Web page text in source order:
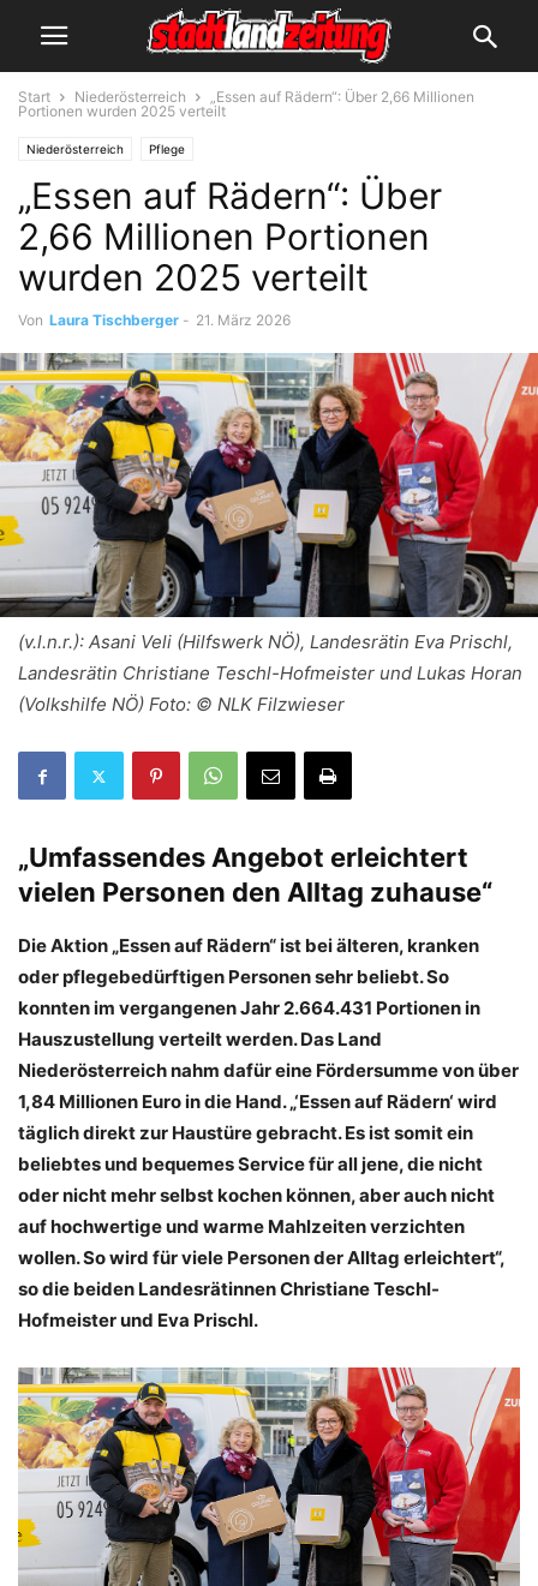
Start Niederösterreich
„Essen auf Rädern“: Über 2,66 Millionen
Portionen wurden 2025 verteilt
Niederösterreich Pflege
„Essen auf Rädern“: Über
2,66 Millionen Portionen
wurden 2025 verteilt
Von Laura Tischberger - 21. März 2026
(v.l.n.r.): Asani Veli (Hilfswerk NÖ), Landesrätin Eva Prischl,
Landesrätin Christiane Teschl-Hofmeister und Lukas Horan
(Volkshilfe NÖ) Foto: © NLK Filzwieser
„Umfassendes Angebot erleichtert
vielen Personen den Alltag zuhause“
Die Aktion „Essen auf Rädern“ ist bei älteren, kranken
oder pflegebedürftigen Personen sehr beliebt. So
konnten im vergangenen Jahr 2.664.431 Portionen in
Hauszustellung verteilt werden. Das Land
Niederösterreich nahm dafür eine Fördersumme von über
1,84 Millionen Euro in die Hand. „‘Essen auf Rädern‘ wird
täglich direkt zur Haustüre gebracht. Es ist somit ein
beliebtes und bequemes Service für all jene, die nicht
oder nicht mehr selbst kochen können, aber auch nicht
auf hochwertige und warme Mahlzeiten verzichten
wollen. So wird für viele Personen der Alltag erleichtert“,
so die beiden Landesrätinnen Christiane Teschl-
Hofmeister und Eva Prischl.